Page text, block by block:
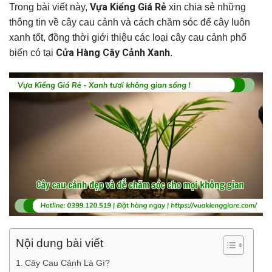
Trong bài viết này, Vựa Kiểng Giá Rẻ xin chia sẻ những
thông tin về cây cau cảnh và cách chăm sóc để cây luôn
xanh tốt, đồng thời giới thiệu các loại cây cau cảnh phổ
biến có tại Cửa Hàng Cây Cảnh Xanh.
Nội dung bài viết
Cây Cau Cảnh Là Gì?